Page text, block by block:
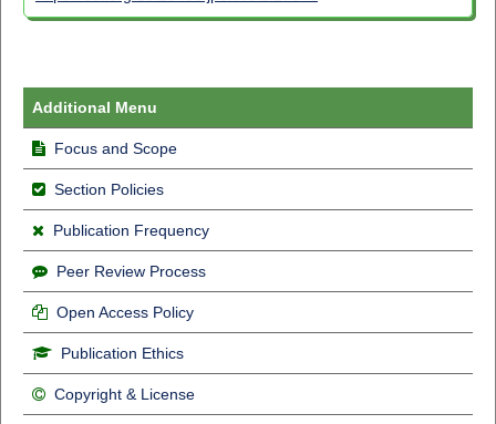
Additional Menu
Focus and Scope
Section Policies
Publication Frequency
Peer Review Process
Open Access Policy
Publication Ethics
Copyright & License